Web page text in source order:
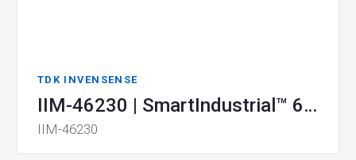
TDK INVENSENSE
IIM-46230 | SmartIndustrial™ 6-Axis MotionTracking® MEMS Device
IIM-46230